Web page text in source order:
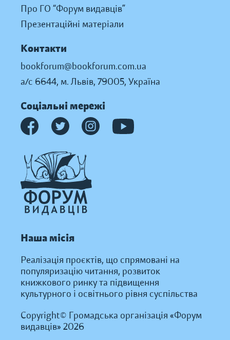
Про ГО “Форум видавців”
Презентаційні матеріали
Контакти
bookforum@bookforum.com.ua
а/с 6644, м. Львів, 79005, Україна
Соціальні мережі
Наша місія
Реалізація проєктів, що спрямовані на
популяризацію читання, розвиток
книжкового ринку та підвищення
культурного і освітнього рівня суспільства
Copyright© Громадська організація «Форум
видавців» 2026